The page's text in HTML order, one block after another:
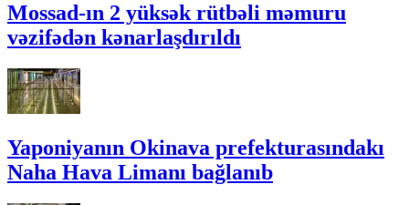
Mossad-ın 2 yüksək rütbəli məmuru
vəzifədən kənarlaşdırıldı
Yaponiyanın Okinava prefekturasındakı
Naha Hava Limanı bağlanıb